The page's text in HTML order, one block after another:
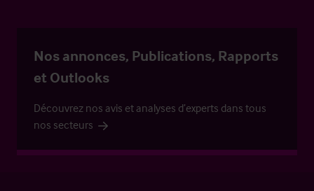
Nos annonces, Publications, Rapports
et Outlooks
Découvrez nos avis et analyses d’experts dans tous
nos secteurs